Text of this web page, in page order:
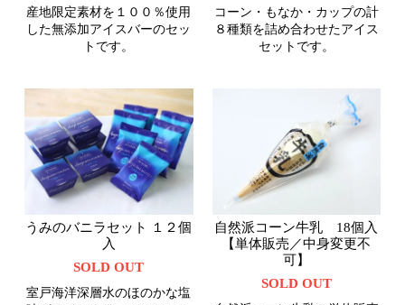
産地限定素材を１００％使用
した無添加アイスバーのセッ
トです。
コーン・もなか・カップの計
８種類を詰め合わせたアイス
セットです。
うみのバニラセット １２個
入
SOLD OUT
室戸海洋深層水のほのかな塩
自然派コーン牛乳 18個入
【単体販売／中身変更不
可】
SOLD OUT